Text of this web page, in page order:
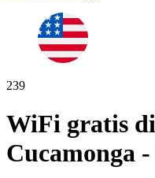
239
WiFi gratis di
Cucamonga -